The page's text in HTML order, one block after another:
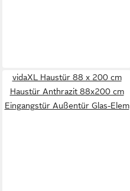
vidaXL Haustür 88 x 200 cm
Haustür Anthrazit 88x200 cm
Eingangstür Außentür Glas-Elem